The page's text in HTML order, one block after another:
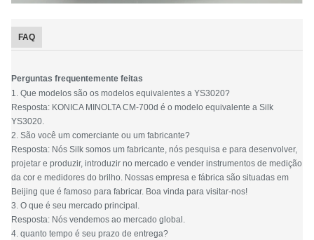
FAQ
Perguntas frequentemente feitas
1. Que modelos são os modelos equivalentes a YS3020?
Resposta: KONICA MINOLTA CM-700d é o modelo equivalente a Silk
YS3020.
2. São você um comerciante ou um fabricante?
Resposta: Nós Silk somos um fabricante, nós pesquisa e para desenvolver,
projetar e produzir, introduzir no mercado e vender instrumentos de medição
da cor e medidores do brilho. Nossas empresa e fábrica são situadas em
Beijing que é famoso para fabricar. Boa vinda para visitar-nos!
3. O que é seu mercado principal.
Resposta: Nós vendemos ao mercado global.
4. quanto tempo é seu prazo de entrega?